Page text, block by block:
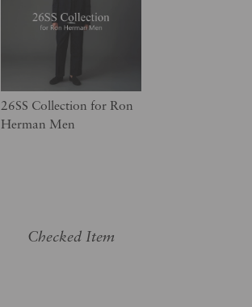
26SS Collection for Ron
Herman Men
Checked Item